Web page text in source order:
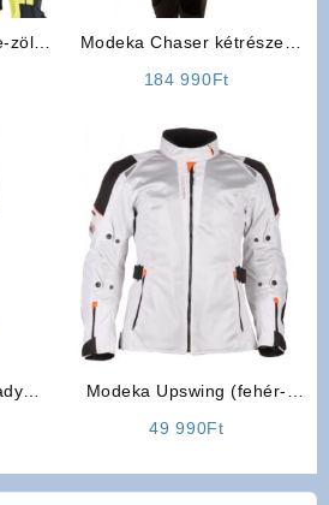
Modeka Chaser kétrészes
184 990Ft
Modeka Upswing (fehér-
49 990Ft